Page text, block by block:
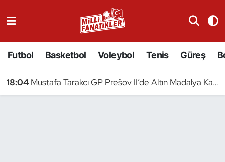
Futbol Basketbol Voleybol Tenis Güreş
18:04 Mustafa Tarakcı GP Prešov II’de Altın Madalya Kazandı
Badminton